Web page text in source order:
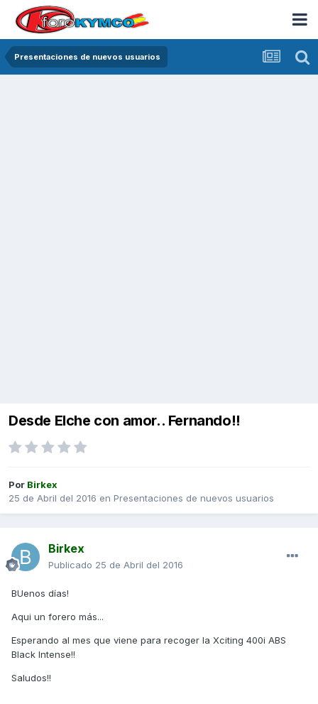
Presentaciones de nuevos usuarios
Desde Elche con amor.. Fernando!!
Por Birkex
25 de Abril del 2016 en Presentaciones de nuevos usuarios
Birkex
Publicado 25 de Abril del 2016
BUenos días!
Aqui un forero más...
Esperando al mes que viene para recoger la Xciting 400i ABS
Black Intense!!
Saludos!!